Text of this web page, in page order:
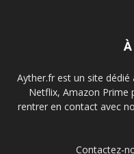
À
Ayther.fr est un site
Netflix, Amazon Prime
rentrer en contact avec
Contactez-